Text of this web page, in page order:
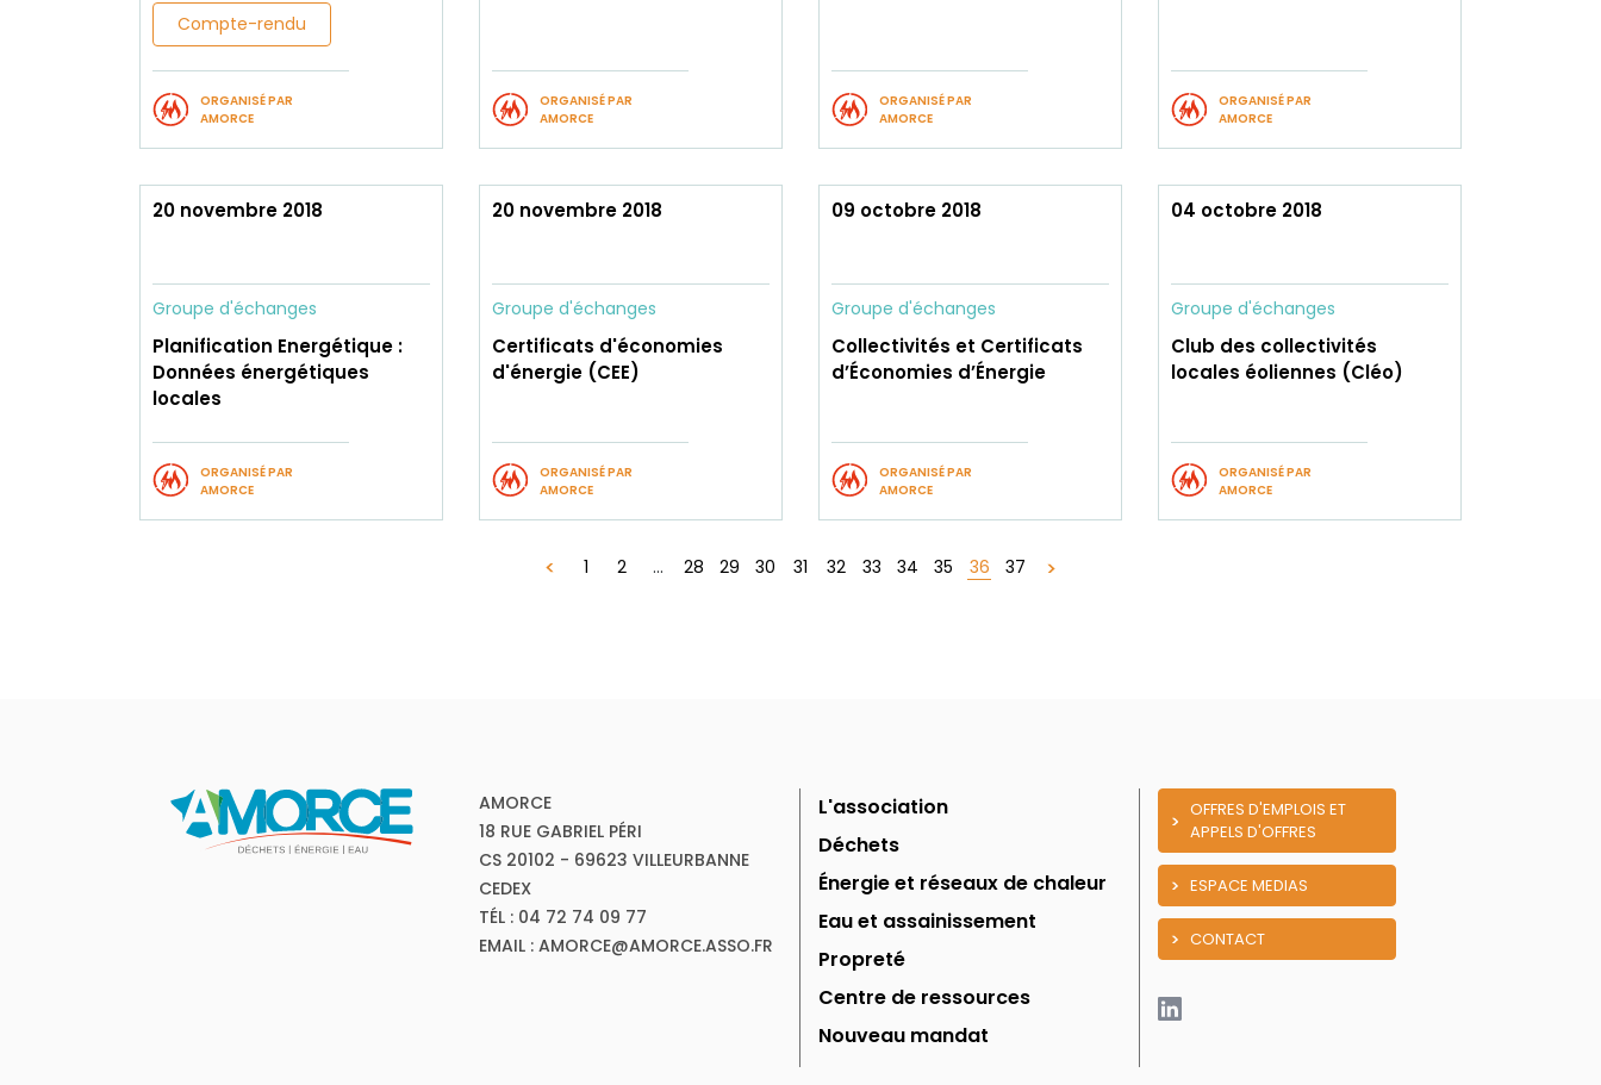
Compte-rendu
ORGANISÉ PAR
AMORCE
ORGANISÉ PAR
AMORCE
ORGANISÉ PAR
AMORCE
ORGANISÉ PAR
AMORCE
20 novembre 2018
Groupe d'échanges
Planification Energétique :
Données énergétiques
locales
ORGANISÉ PAR
AMORCE
20 novembre 2018
Groupe d'échanges
Certificats d'économies
d'énergie (CEE)
ORGANISÉ PAR
AMORCE
09 octobre 2018
Groupe d'échanges
Collectivités et Certificats
d’Économies d’Énergie
ORGANISÉ PAR
AMORCE
04 octobre 2018
Groupe d'échanges
Club des collectivités
locales éoliennes (Cléo)
ORGANISÉ PAR
AMORCE
1 2 ... 28 29 30 31 32 33 34 35 36 37
AMORCE
18 RUE GABRIEL PÉRI
CS 20102 - 69623 VILLEURBANNE
CEDEX
TÉL : 04 72 74 09 77
EMAIL : AMORCE@AMORCE.ASSO.FR
L'association
Déchets
Énergie et réseaux de chaleur
Eau et assainissement
Propreté
Centre de ressources
Nouveau mandat
OFFRES D'EMPLOIS ET
APPELS D'OFFRES
ESPACE MEDIAS
CONTACT